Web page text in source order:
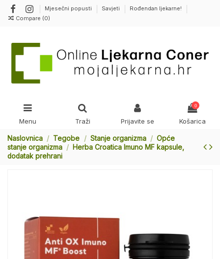
Mjesečni popusti Savjeti
Rođendan ljekarne!
Compare (0)
Menu Traži Prijavite se
0
Košarica
Naslovnica Tegobe Stanje organizma
Opće
stanje organizma
Herba Croatica Imuno MF kapsule,
dodatak prehrani